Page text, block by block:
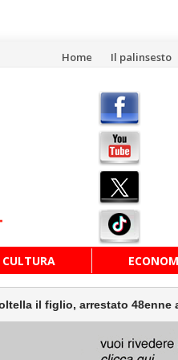
Vai
contenuto
Home Il palinsesto
CULTURA
arrestato 48enne a Ischia